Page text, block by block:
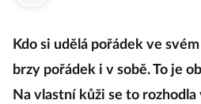
Kdo si udělá pořádek ve
brzy pořádek i v sobě. To je
Na vlastní kůži se to